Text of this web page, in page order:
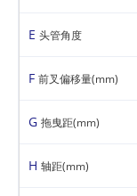
E 头管角度
F 前叉偏移量(mm)
G 拖曳距(mm)
H 轴距(mm)